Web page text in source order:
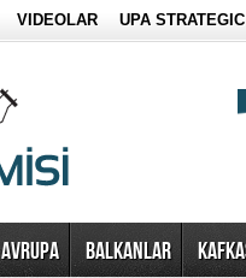
VIDEOLAR UPA
AVRUPA BALKANLAR